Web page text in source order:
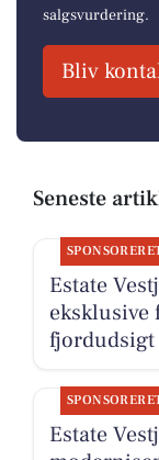
salgsvurdering.
Bliv
Seneste
Estate
eksklusive
fjordudsigt
Estate